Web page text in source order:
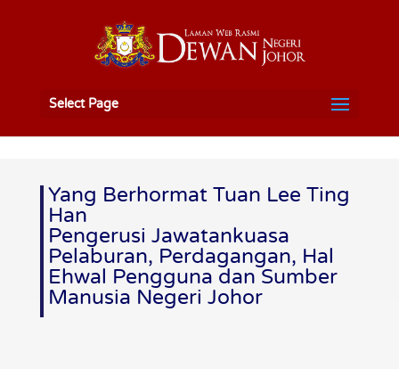
Select Page
Yang Berhormat Tuan Lee Ting
Han
Pengerusi Jawatankuasa
Pelaburan, Perdagangan, Hal
Ehwal Pengguna dan Sumber
Manusia Negeri Johor